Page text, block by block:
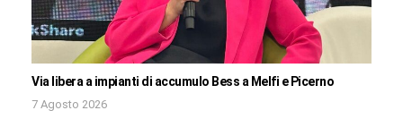
Via libera a impianti di accumulo Bess a Melfi e Picerno
7 Agosto 2026